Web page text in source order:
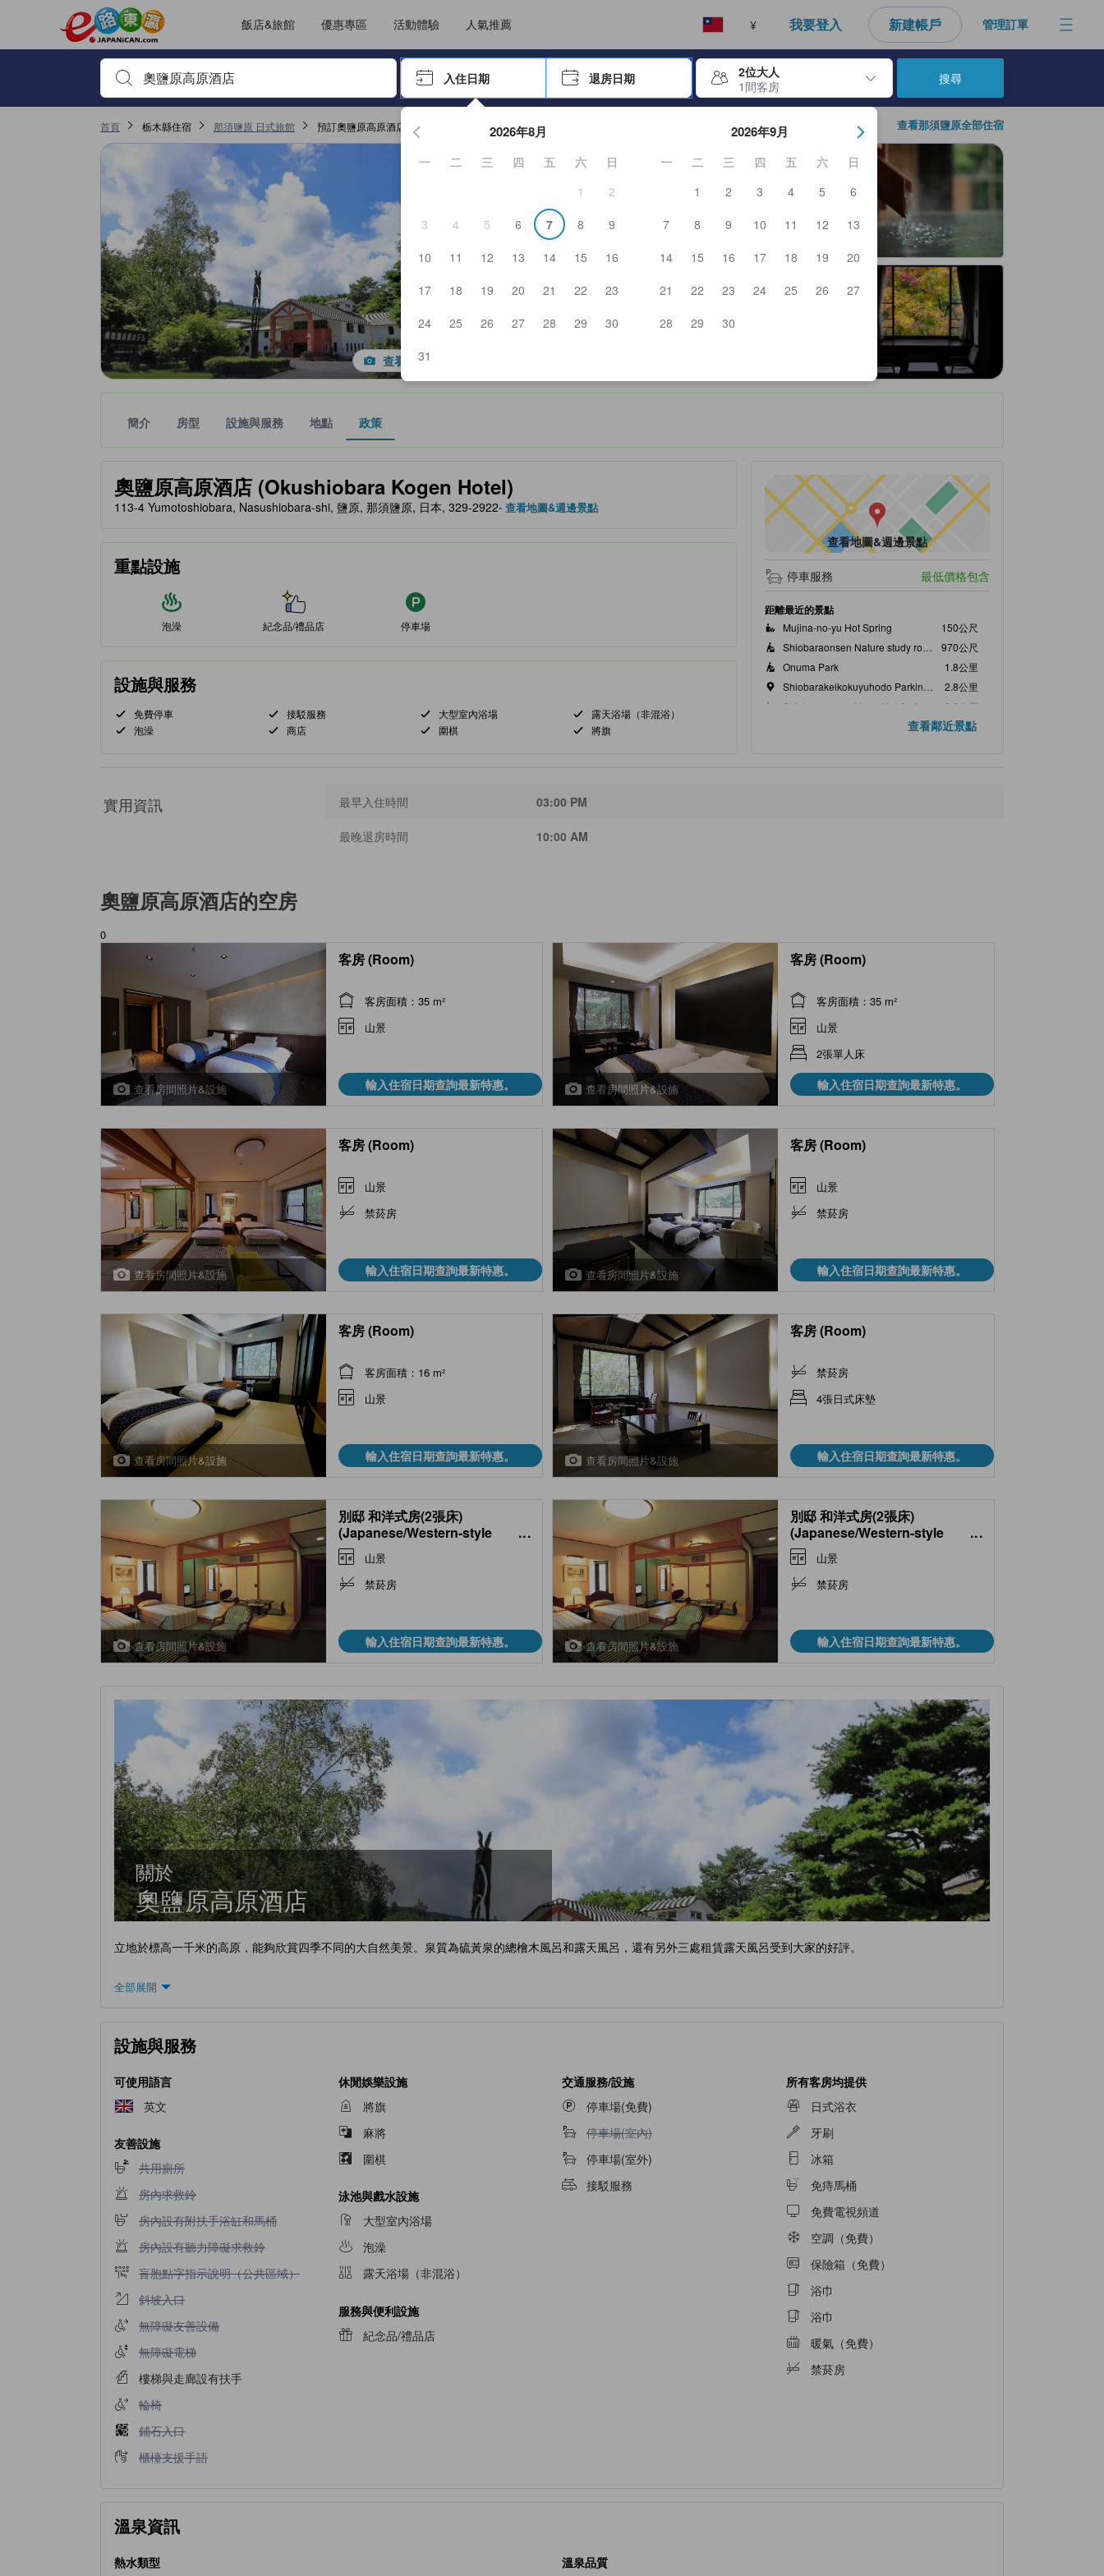
飯店&旅館 優惠專區 活動體驗 人氣推薦 ¥ 我要登入 新建帳戶 管理訂單
輸入住宿名稱或關鍵字查詢，使用上下鍵或Tab鍵移動，並按「Enter」來選擇
入住日期 退房日期
2位大人
1間客房
按Enter鍵開始在日期選擇器中查看。使用方向鍵瀏覽入住和退房日期。使用Enter鍵選擇日期後，將選擇入住日期。重複相同方法以選擇
2026年8月
一 二 三 四 五 六
日
1
2
3
4 5 6 7 8
9
10
11 12 13 14 15
16
17
18 19 20 21 22
23
24
25 26 27 28 29
30
31
2026年9月
一 二 三 四 五 六
日
1
2 3 4 5
6
7
8 9 10 11 12
13
14
15 16 17 18 19
20
21
22 23 24 25 26
27
28
29 30
搜尋
首頁 栃木縣住宿 那須鹽原 日式旅館 預訂奧鹽原高原酒店 查看那須鹽原全部住宿
查看所有照片
簡介 房型 設施與服務 地點 政策
奧鹽原高原酒店 (Okushiobara Kogen Hotel)
tooltip
黃金星等由本站合作夥伴提供，可作為您判斷舒適度、設施與服務項目的參考指標
113-4 Yumotoshiobara, Nasushiobara-shi, 鹽原, 那須鹽原, 日本, 329-2922- 查看地圖&週邊景點
重點設施
泡澡 紀念品/禮品店 停車場
設施與服務
免費停車 接駁服務 大型室內浴場
露天浴場（非混浴）
泡澡
商店 圍棋 將旗
查看地圖&週邊景點
停車服務 最低價格包含
距離最近的景點
Mujina-no-yu Hot Spring
150公尺
Shiobaraonsen Nature study road
970公尺
Onuma Park
1.8公里
2.8公里
Shiobaraonsen Hana Hot Spring
2.9公里
查看鄰近景點
實用資訊 最早入住時間 03:00 PM
最晚退房時間 10:00 AM
奧鹽原高原酒店的空房
0
查看房間照片&設施
客房 (Room)
客房面積：35 m²
山景
輸入住宿日期查詢最新特惠。 查看房間照片&設施
客房 (Room)
客房面積：35 m²
山景
2張單人床
輸入住宿日期查詢最新特惠。
查看房間照片&設施
客房 (Room)
山景
禁菸房
輸入住宿日期查詢最新特惠。 查看房間照片&設施
客房 (Room)
山景
禁菸房
輸入住宿日期查詢最新特惠。
查看房間照片&設施
客房 (Room)
客房面積：16 m²
山景
輸入住宿日期查詢最新特惠。 查看房間照片&設施
客房 (Room)
禁菸房
4張日式床墊
輸入住宿日期查詢最新特惠。
查看房間照片&設施
別邸 和洋式房(2張床)
(Japanese/Western-style
Room (2 Beds, Annex))
...
山景
禁菸房
輸入住宿日期查詢最新特惠。 查看房間照片&設施
別邸 和洋式房(2張床)
(Japanese/Western-style
Room (2 Beds, Annex))
...
山景
禁菸房
輸入住宿日期查詢最新特惠。
關於
奧鹽原高原酒店
立地於標高一千米的高原，能夠欣賞四季不同的大自然美景。泉質為硫黃泉的總檜木風呂和露天風呂，還有另外三處租賃露天風呂受到大家的好評。
全部展開
設施與服務
可使用語言
英文
友善設施
不提供共用廁所
共用廁所
不提供房內求救鈴
房內求救鈴
不提供房內設有附扶手浴缸和馬桶
房內設有附扶手浴缸和馬桶
不提供房內設有聽力障礙求救鈴
房內設有聽力障礙求救鈴
不提供盲胞點字指示說明（公共區域）
盲胞點字指示說明（公共區域）
不提供斜坡入口
斜坡入口
不提供無障礙友善設備
無障礙友善設備
不提供無障礙電梯
無障礙電梯
樓梯與走廊設有扶手
不提供輪椅
輪椅
不提供鋪石入口
鋪石入口
不提供櫃檯支援手語
櫃檯支援手語
休閒娛樂設施
將旗
麻將
圍棋
泳池與戲水設施
大型室內浴場
泡澡
露天浴場（非混浴）
服務與便利設施
紀念品/禮品店
交通服務/設施
停車場(免費)
不提供停車場(室內)
停車場(室內)
停車場(室外)
接駁服務
所有客房均提供
日式浴衣
牙刷
冰箱
免痔馬桶
免費電視頻道
空調（免費）
保險箱（免費）
浴巾
浴巾
暖氣（免費）
禁菸房
溫泉資訊
熱水類型 溫泉品質